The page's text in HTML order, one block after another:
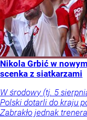
Nikola Grbić w
scenka z siatkarzami
W środowy (tj. 5
Polski dotarli do kraju
Zabrakło jednak